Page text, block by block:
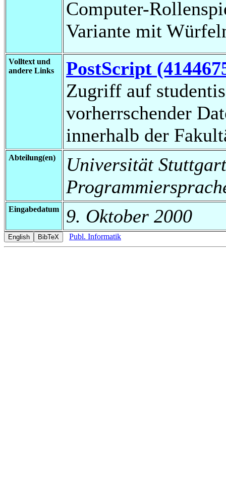
Computer-
Variante mit
Volltext und
andere Links
PostScript
Zugriff auf
vorherrschender
innerhalb der
Abteilung(en)
Universität
Eingabedatum 9. Oktober 2000
Publ. Informatik